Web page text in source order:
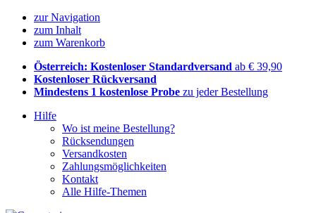
zur Navigation
zum Inhalt
zum Warenkorb
Österreich: Kostenloser Standardversand ab € 39,90
Kostenloser Rückversand
Mindestens 1 kostenlose Probe zu jeder Bestellung
Hilfe
Wo ist meine Bestellung?
Rücksendungen
Versandkosten
Zahlungsmöglichkeiten
Kontakt
Alle Hilfe-Themen